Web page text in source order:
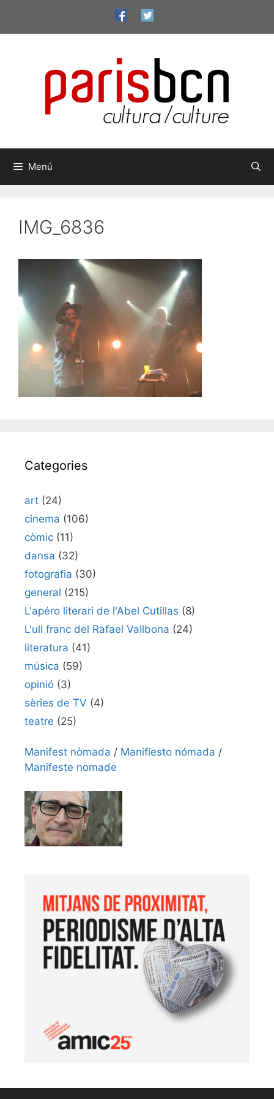
contingut
Menú
IMG_6836
Categories
art (24)
cinema (106)
còmic (11)
dansa (32)
fotografia (30)
general (215)
L'apéro literari de l'Abel Cutillas (8)
L'ull franc del Rafael Vallbona (24)
literatura (41)
música (59)
opinió (3)
sèries de TV (4)
teatre (25)
Manifest nòmada / Manifiesto nómada /
Manifeste nomade